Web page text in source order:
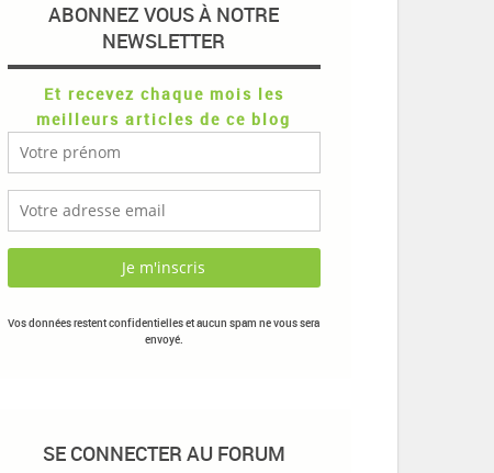
ABONNEZ VOUS À NOTRE
NEWSLETTER
Et recevez chaque mois les
meilleurs articles de ce blog
Vos données restent confidentielles et aucun spam ne vous sera
envoyé.
SE CONNECTER AU FORUM